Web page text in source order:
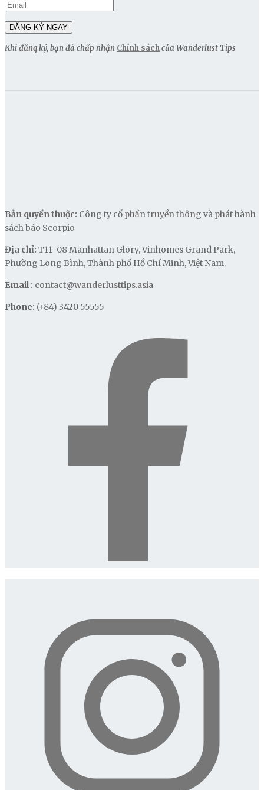
Khi đăng ký, bạn đã chấp nhận Chính sáchcủa Wanderlust Tips
Bản quyền thuộc: Công ty cổ phần truyền thông và phát hành
sách báo Scorpio
Địa chỉ: T11-08 Manhattan Glory, Vinhomes Grand Park,
Phường Long Bình, Thành phố Hồ Chí Minh, Việt Nam.
Email : contact@wanderlusttips.asia
Phone: (+84) 3420 55555